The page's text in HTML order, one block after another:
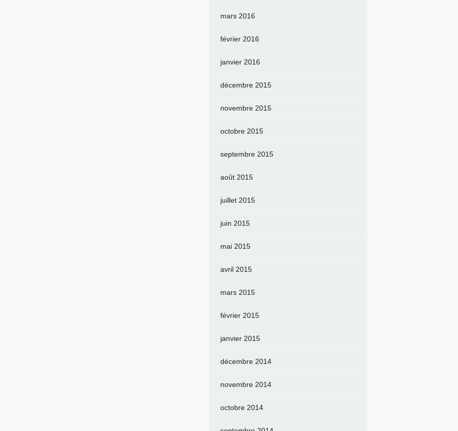
mars 2016
février 2016
janvier 2016
décembre 2015
novembre 2015
octobre 2015
septembre 2015
août 2015
juillet 2015
juin 2015
mai 2015
avril 2015
mars 2015
février 2015
janvier 2015
décembre 2014
novembre 2014
octobre 2014